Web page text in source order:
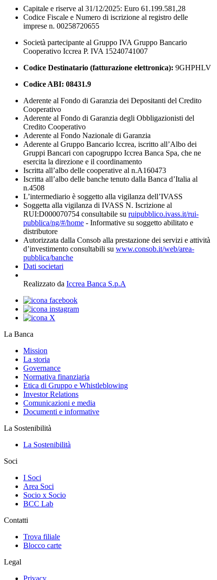
Capitale e riserve al 31/12/2025: Euro 61.199.581,28
Codice Fiscale e Numero di iscrizione al registro delle
imprese n. 00258720655
Società partecipante al Gruppo IVA Gruppo Bancario
Cooperativo Iccrea P. IVA 15240741007
Codice Destinatario (fatturazione elettronica): 9GHPHLV
Codice ABI: 08431.9
Aderente al Fondo di Garanzia dei Depositanti del Credito
Cooperativo
Aderente al Fondo di Garanzia degli Obbligazionisti del
Credito Cooperativo
Aderente al Fondo Nazionale di Garanzia
Aderente al Gruppo Bancario Iccrea, iscritto all’Albo dei
Gruppi Bancari con capogruppo Iccrea Banca Spa, che ne
esercita la direzione e il coordinamento
Iscritta all’albo delle cooperative al n.A160473
Iscritta all’albo delle banche tenuto dalla Banca d’Italia al
n.4508
L’intermediario è soggetto alla vigilanza dell’IVASS
Soggetta alla vigilanza di IVASS N. Iscrizione al
RUI:D000070754 consultabile su ruipubblico.ivass.it/rui-
pubblica/ng/#/home - Informative su soggetto abilitato e
distributore
Autorizzata dalla Consob alla prestazione dei servizi e attività
d’investimento consultabili su www.consob.it/web/area-
pubblica/banche
Dati societari
Realizzato da Iccrea Banca S.p.A
La Banca
Mission
La storia
Governance
Normativa finanziaria
Etica di Gruppo e Whistleblowing
Investor Relations
Comunicazioni e media
Documenti e informative
La Sostenibilità
La Sostenibilità
Soci
I Soci
Area Soci
Socio x Socio
BCC Lab
Contatti
Trova filiale
Blocco carte
Legal
Privacy